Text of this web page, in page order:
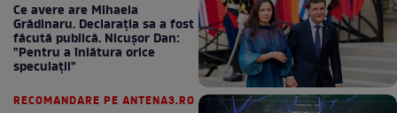
Ce avere are Mihaela
Grădinaru. Declarația sa a fost
făcută publică. Nicușor Dan:
"Pentru a înlătura orice
speculații"
RECOMANDARE PE ANTENA3.RO